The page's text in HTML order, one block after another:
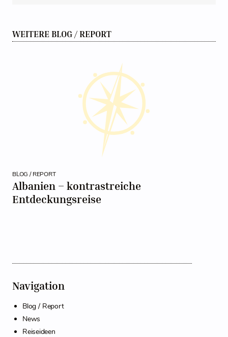
WEITERE BLOG / REPORT
BLOG / REPORT
Albanien – kontrastreiche
Entdeckungsreise
Navigation
Blog / Report
News
Reiseideen